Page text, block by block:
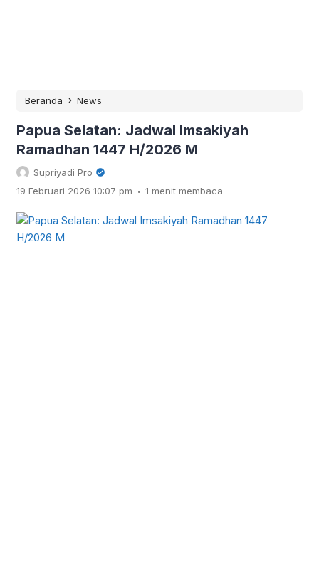
Beranda › News
Papua Selatan: Jadwal Imsakiyah
Ramadhan 1447 H/2026 M
Supriyadi Pro
19 Februari 2026 10:07 pm . 1 menit membaca